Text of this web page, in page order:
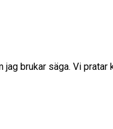
brukar säga. Vi pratar